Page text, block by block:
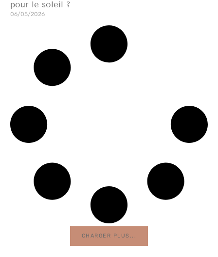
pour le soleil ?
06/05/2026
CHARGER PLUS...